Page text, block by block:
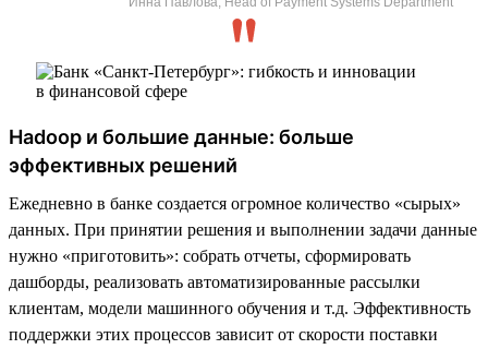
Hadoop и большие данные: больше
эффективных решений
Ежедневно в банке создается огромное количество «сырых»
данных. При принятии решения и выполнении задачи данные
нужно «приготовить»: собрать отчеты, сформировать
дашборды, реализовать автоматизированные рассылки
клиентам, модели машинного обучения и т.д. Эффективность
поддержки этих процессов зависит от скорости поставки